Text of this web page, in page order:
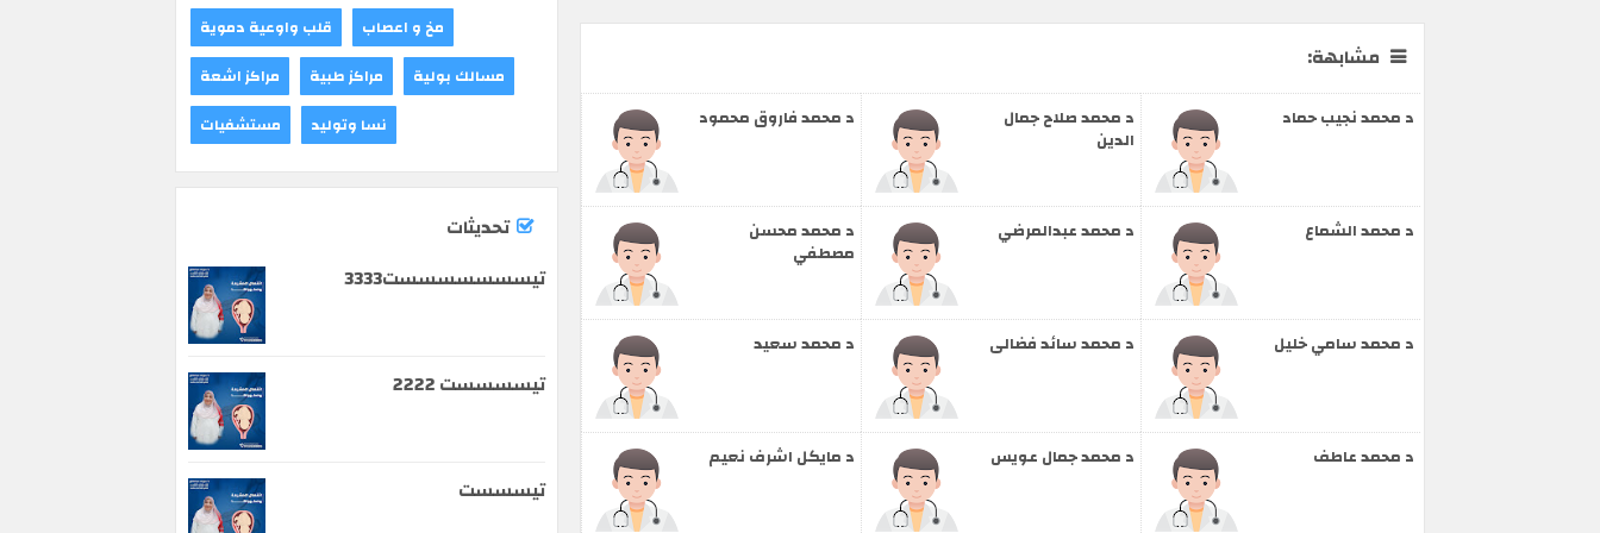
مشابهة:
د محمد فاروق محمود د محمد صلاح جمال
الدين
د محمد نجيب حماد
د محمد محسن
مصطفي
د محمد عبدالمرضي د محمد الشماع
د محمد سعيد د محمد سائد فضالى د محمد سامي خليل
د مايكل اشرف نعيم د محمد جمال عويس د محمد عاطف
قلب واوعية دموية
مخ و اعصاب
مراكز اشعة
مراكز طبية
مسالك بولية
مستشفيات
نسا وتوليد
تحديثات
تيسسسسسسست3333
تيسسسست 2222
تيسسست